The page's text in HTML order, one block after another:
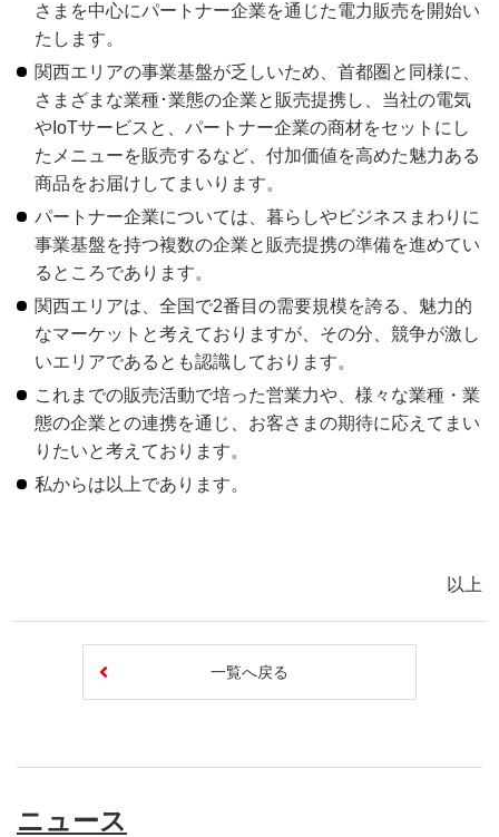
さまを中心にパートナー企業を通じた電力販売を開始い
たします。
関西エリアの事業基盤が乏しいため、首都圏と同様に、
さまざまな業種･業態の企業と販売提携し、当社の電気
やIoTサービスと、パートナー企業の商材をセットにし
たメニューを販売するなど、付加価値を高めた魅力ある
商品をお届けしてまいります。
パートナー企業については、暮らしやビジネスまわりに
事業基盤を持つ複数の企業と販売提携の準備を進めてい
るところであります。
関西エリアは、全国で2番目の需要規模を誇る、魅力的
なマーケットと考えておりますが、その分、競争が激し
いエリアであるとも認識しております。
これまでの販売活動で培った営業力や、様々な業種・業
態の企業との連携を通じ、お客さまの期待に応えてまい
りたいと考えております。
私からは以上であります。
以上
一覧へ戻る
ニュース